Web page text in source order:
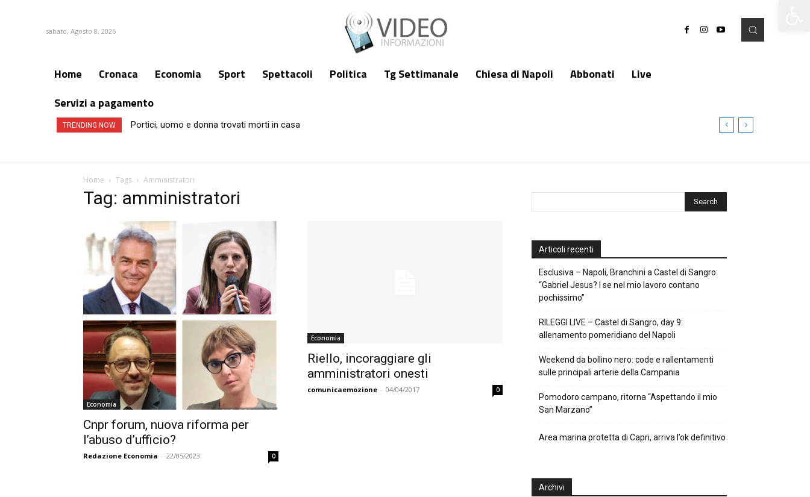
sabato, Agosto 8, 2026
Home Cronaca Economia Sport Spettacoli Politica Tg Settimanale Chiesa di Napoli Abbonati
Live
Servizi a pagamento
TRENDING NOW Portici, uomo e donna trovati morti in casa
Home Tags Amministratori
Tag: amministratori
Economia
Cnpr forum, nuova riforma per
l’abuso d’ufficio?
Redazione Economia - 22/05/2023 0
Economia
Riello, incoraggiare gli
amministratori onesti
comunicaemozione - 04/04/2017 0
Articoli recenti
Esclusiva – Napoli, Branchini a Castel di Sangro:
“Gabriel Jesus? I se nel mio lavoro contano
pochissimo”
RILEGGI LIVE – Castel di Sangro, day 9:
allenamento pomeridiano del Napoli
Weekend da bollino nero: code e rallentamenti
sulle principali arterie della Campania
Pomodoro campano, ritorna “Aspettando il mio
San Marzano”
Area marina protetta di Capri, arriva l’ok definitivo
Archivi